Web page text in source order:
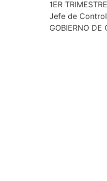
1ER
Jefe de
GOBIERNO DE